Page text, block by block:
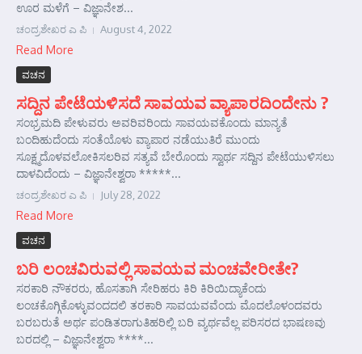
ಊರ ಮಳೆಗೆ – ವಿಜ್ಞಾನೇಶ...
ಚಂದ್ರಶೇಖರ ಎ ಪಿ August 4, 2022
Read More
ವಚನ
ಸದ್ದಿನ ಪೇಟೆಯಳಿಸದೆ ಸಾವಯವ ವ್ಯಾಪಾರದಿಂದೇನು ?
ಸಂಭ್ರಮದಿ ಪೇಳುವರು ಅವರಿವರಿಂದು ಸಾವಯವಕೊಂದು ಮಾನ್ಯತೆ
ಬಂದಿಹುದೆಂದು ಸಂತೆಯೊಳು ವ್ಯಾಪಾರ ನಡೆಯುತಿರೆ ಮುಂದು
ಸೂಕ್ಷ್ಮದೊಳವಲೋಕಿಸಲರಿವ ಸತ್ಯವೆ ಬೇರೊಂದು ಸ್ವಾರ್ಥ ಸದ್ದಿನ ಪೇಟೆಯುಳಿಸಲು
ದಾಳವಿದೆಂದು – ವಿಜ್ಞಾನೇಶ್ವರಾ *****...
ಚಂದ್ರಶೇಖರ ಎ ಪಿ July 28, 2022
Read More
ವಚನ
ಬರಿ ಲಂಚವಿರುವಲ್ಲಿ ಸಾವಯವ ಮಂಚವೇರೀತೇ?
ಸರಕಾರಿ ನೌಕರರು, ಹೊಸತಾಗಿ ಸೇರಿಹರು ಕಿರಿ ಕಿರಿಯಿದ್ಯಾಕೆಂದು
ಲಂಚಕೊಗ್ಗಿಕೊಳ್ಳುವಂದದಲಿ ತರಕಾರಿ ಸಾವಯವವೆಂದು ಮೊದಲೊಳಂದವರು
ಬರಬರುತೆ ಅರ್ಥ ಪಂಡಿತರಾಗುತಿಹರಿಲ್ಲಿ ಬರಿ ವ್ಯರ್ಥವೆಲ್ಲ ಪರಿಸರದ ಭಾಷಣವು
ಬರದಲ್ಲಿ – ವಿಜ್ಞಾನೇಶ್ವರಾ ****...